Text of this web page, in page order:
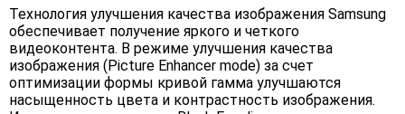
Технология улучшения качества изображения Samsung
обеспечивает получение яркого и четкого
видеоконтента. В режиме улучшения качества
изображения (Picture Enhancer mode) за счет
оптимизации формы кривой гамма улучшаются
насыщенность цвета и контрастность изображения.